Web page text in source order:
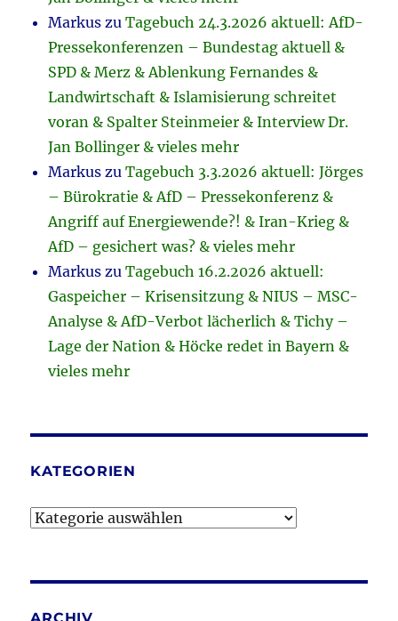
Markus zuTagebuch 24.3.2026 aktuell: AfD-
Pressekonferenzen – Bundestag aktuell &
SPD & Merz & Ablenkung Fernandes &
Landwirtschaft & Islamisierung schreitet
voran & Spalter Steinmeier & Interview Dr.
Jan Bollinger & vieles mehr
Markus zuTagebuch 3.3.2026 aktuell: Jörges
– Bürokratie & AfD – Pressekonferenz &
Angriff auf Energiewende?! & Iran-Krieg &
AfD – gesichert was? & vieles mehr
Markus zuTagebuch 16.2.2026 aktuell:
Gaspeicher – Krisensitzung & NIUS – MSC-
Analyse & AfD-Verbot lächerlich & Tichy –
Lage der Nation & Höcke redet in Bayern &
vieles mehr
KATEGORIEN
Kategorien